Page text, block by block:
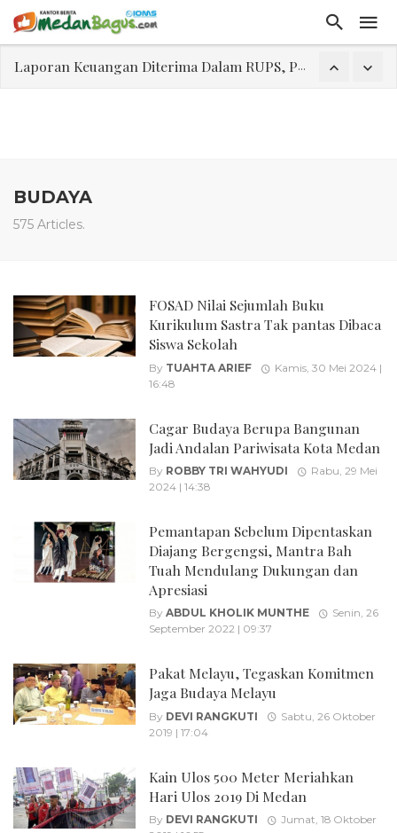
Laporan Keuangan Diterima Dalam RUPS, Pelaporan Hingga Penahanan Mantan Direktur PT GKS Dinilai Rancu
BUDAYA
575 Articles.
FOSAD Nilai Sejumlah Buku
Kurikulum Sastra Tak pantas Dibaca
Siswa Sekolah
By TUAHTA ARIEF
Kamis, 30 Mei 2024 |
16:48
Cagar Budaya Berupa Bangunan
Jadi Andalan Pariwisata Kota Medan
By ROBBY TRI WAHYUDI
Rabu, 29 Mei
2024 | 14:38
Pemantapan Sebelum Dipentaskan
Diajang Bergengsi, Mantra Bah
Tuah Mendulang Dukungan dan
Apresiasi
By ABDUL KHOLIK MUNTHE
Senin, 26
September 2022 | 09:37
Pakat Melayu, Tegaskan Komitmen
Jaga Budaya Melayu
By DEVI RANGKUTI
Sabtu, 26 Oktober
2019 | 17:04
Kain Ulos 500 Meter Meriahkan
Hari Ulos 2019 Di Medan
By DEVI RANGKUTI
Jumat, 18 Oktober